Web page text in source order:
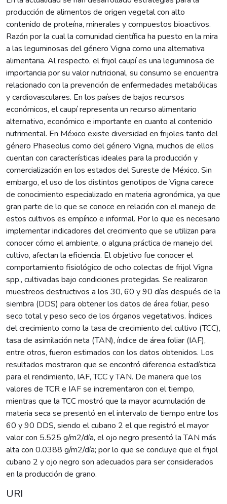
producción de alimentos de origen vegetal con alto
contenido de proteína, minerales y compuestos bioactivos.
Razón por la cual la comunidad científica ha puesto en la mira
a las leguminosas del género Vigna como una alternativa
alimentaria. Al respecto, el frijol caupí es una leguminosa de
importancia por su valor nutricional, su consumo se encuentra
relacionado con la prevención de enfermedades metabólicas
y cardiovasculares. En los países de bajos recursos
económicos, el caupí representa un recurso alimentario
alternativo, económico e importante en cuanto al contenido
nutrimental. En México existe diversidad en frijoles tanto del
género Phaseolus como del género Vigna, muchos de ellos
cuentan con características ideales para la producción y
comercialización en los estados del Sureste de México. Sin
embargo, el uso de los distintos genotipos de Vigna carece
de conocimiento especializado en materia agronómica, ya que
gran parte de lo que se conoce en relación con el manejo de
estos cultivos es empírico e informal. Por lo que es necesario
implementar indicadores del crecimiento que se utilizan para
conocer cómo el ambiente, o alguna práctica de manejo del
cultivo, afectan la eficiencia. El objetivo fue conocer el
comportamiento fisiológico de ocho colectas de frijol Vigna
spp., cultivadas bajo condiciones protegidas. Se realizaron
muestreos destructivos a los 30, 60 y 90 días después de la
siembra (DDS) para obtener los datos de área foliar, peso
seco total y peso seco de los órganos vegetativos. Índices
del crecimiento como la tasa de crecimiento del cultivo (TCC),
tasa de asimilación neta (TAN), índice de área foliar (IAF),
entre otros, fueron estimados con los datos obtenidos. Los
resultados mostraron que se encontró diferencia estadística
para el rendimiento, IAF, TCC y TAN. De manera que los
valores de TCR e IAF se incrementaron con el tiempo,
mientras que la TCC mostró que la mayor acumulación de
materia seca se presentó en el intervalo de tiempo entre los
60 y 90 DDS, siendo el cubano 2 el que registró el mayor
valor con 5.525 g/m2/día, el ojo negro presentó la TAN más
alta con 0.0388 g/m2/día; por lo que se concluye que el frijol
cubano 2 y ojo negro son adecuados para ser considerados
en la producción de grano.
URI